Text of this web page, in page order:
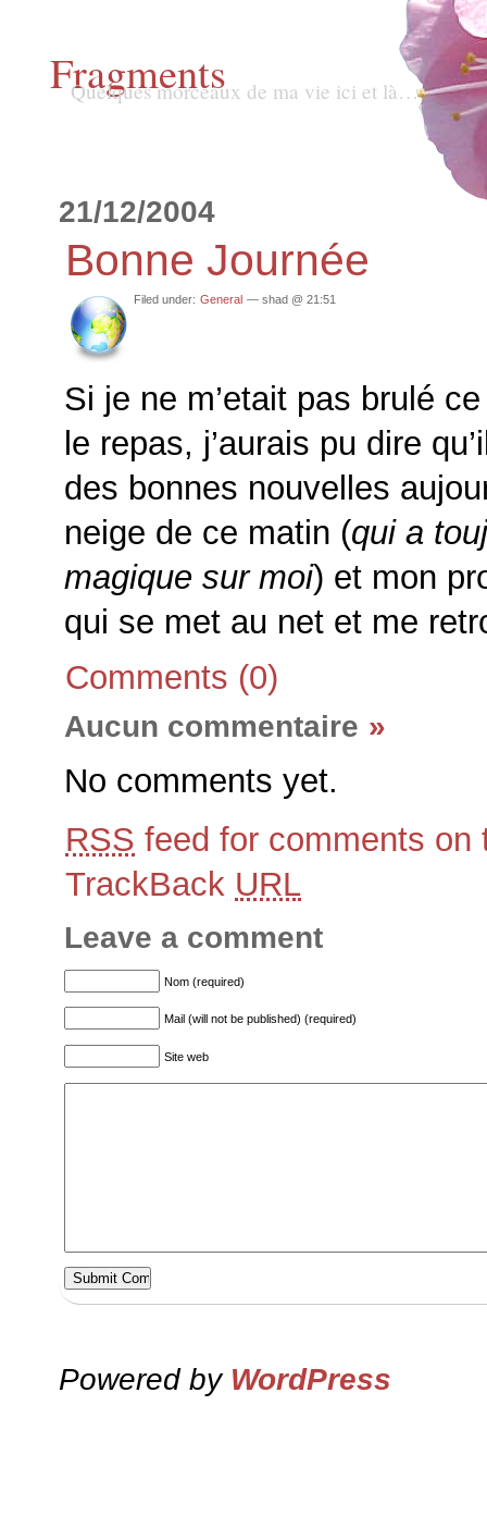
Fragments
Quelques morceaux de ma vie ici et là…
21/12/2004
Bonne Journée
Filed under: General — shad @ 21:51
Si je ne m’etait pas brulé
le repas, j’aurais pu dire
des bonnes nouvelles
neige de ce matin (qui a
magique sur moi) et mon
qui se met au net et me
Comments (0)
Aucun commentaire »
No comments yet.
RSS feed for comments on
TrackBack URL
Leave a comment
Nom (required)
Mail (will not be published) (required)
Site web
Powered by WordPress